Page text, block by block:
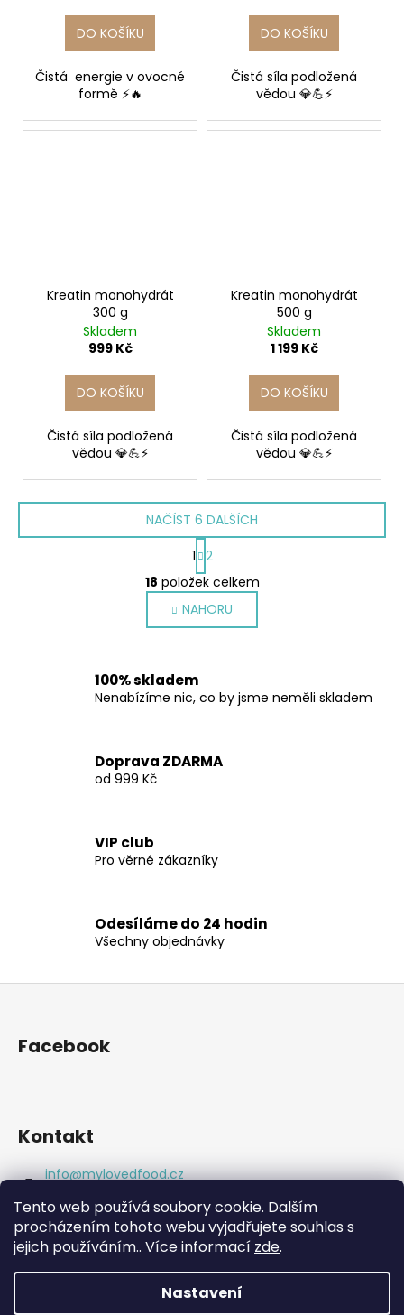
Tento web používá soubory cookie. Dalším
procházením tohoto webu vyjadřujete souhlas s
jejich používáním.. Více informací zde.
Nastavení
DO KOŠÍKU
Čistá energie v ovocné
formě ⚡🔥
DO KOŠÍKU
Čistá síla podložená
vědou 💎💪⚡
Kreatin monohydrát
300 g
Skladem
999 Kč
DO KOŠÍKU
Čistá síla podložená
vědou 💎💪⚡
Kreatin monohydrát
500 g
Skladem
1 199 Kč
DO KOŠÍKU
Čistá síla podložená
vědou 💎💪⚡
O
v
l
á
c
r
v
ý
p
s
u
NAČÍST 6 DALŠÍCH
S
t
r
á
n
k
n
1 2
18 položek celkem
NAHORU
100% skladem
Nenabízíme nic, co by jsme neměli skladem
Doprava ZDARMA
od 999 Kč
VIP club
Pro věrné zákazníky
Odesíláme do 24 hodin
Všechny objednávky
Facebook
Kontakt
info@mylovedfood.cz
https://www.facebook.com/eatgoodlookgreat
mylovedfood.cz/